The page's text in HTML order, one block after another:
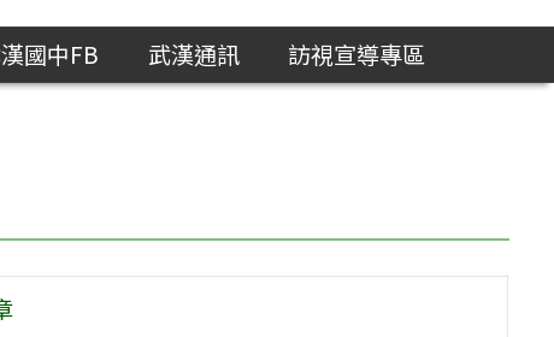
國中FB 武漢通訊
訪視宣導專區